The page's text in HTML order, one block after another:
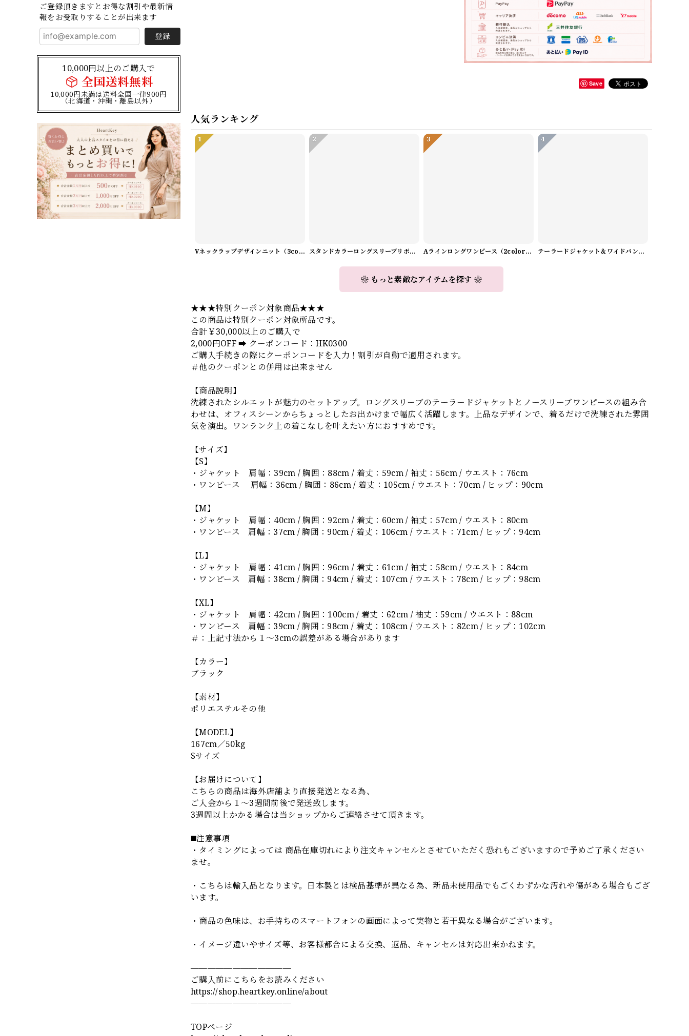
ご登録頂きますとお得な割引や最新情
報をお受取りすることが出来ます
登録
10,000円以上のご購入で
全国送料無料
10,000円未満は送料全国一律900円
（北海道・沖縄・離島以外）
Save
人気ランキング
1
Vネックラップデザインニット（3color） A1008
2
スタンドカラーロングスリーブリボンブラウス（3color） A1126
3
Aラインロングワンピース（2color） A0908
4
テーラードジャケット＆ワイドパンツスーツwithスカーフ A0987
❀ もっと素敵なアイテムを探す ❀
★★★特別クーポン対象商品★★★
この商品は特別クーポン対象所品です。
合計￥30,000以上のご購入で
2,000円OFF ➡️ クーポンコード：HK0300
ご購入手続きの際にクーポンコードを入力！割引が自動で適用されます。
＃他のクーポンとの併用は出来ません
【商品説明】
洗練されたシルエットが魅力のセットアップ。ロングスリーブのテーラードジャケットとノースリーブワンピースの組み合
わせは、オフィスシーンからちょっとしたお出かけまで幅広く活躍します。上品なデザインで、着るだけで洗練された雰囲
気を演出。ワンランク上の着こなしを叶えたい方におすすめです。
【サイズ】
【S】
・ジャケット 肩幅：39cm / 胸囲：88cm / 着丈：59cm / 袖丈：56cm / ウエスト：76cm
・ワンピース 肩幅：36cm / 胸囲：86cm / 着丈：105cm / ウエスト：70cm / ヒップ：90cm
【M】
・ジャケット 肩幅：40cm / 胸囲：92cm / 着丈：60cm / 袖丈：57cm / ウエスト：80cm
・ワンピース 肩幅：37cm / 胸囲：90cm / 着丈：106cm / ウエスト：71cm / ヒップ：94cm
【L】
・ジャケット 肩幅：41cm / 胸囲：96cm / 着丈：61cm / 袖丈：58cm / ウエスト：84cm
・ワンピース 肩幅：38cm / 胸囲：94cm / 着丈：107cm / ウエスト：78cm / ヒップ：98cm
【XL】
・ジャケット 肩幅：42cm / 胸囲：100cm / 着丈：62cm / 袖丈：59cm / ウエスト：88cm
・ワンピース 肩幅：39cm / 胸囲：98cm / 着丈：108cm / ウエスト：82cm / ヒップ：102cm
＃：上記寸法から１～3cmの誤差がある場合があります
【カラー】
ブラック
【素材】
ポリエステルその他
【MODEL】
167cm／50kg
Sサイズ
【お届けについて】
こちらの商品は海外店舗より直接発送となる為、
ご入金から１～3週間前後で発送致します。
3週間以上かかる場合は当ショップからご連絡させて頂きます。
◼️注意事項
・タイミングによっては 商品在庫切れにより注文キャンセルとさせていただく恐れもございますので予めご了承ください
ませ。
・こちらは輸入品となります。日本製とは検品基準が異なる為、新品未使用品でもごくわずかな汚れや傷がある場合もござ
います。
・商品の色味は、お手持ちのスマートフォンの画面によって実物と若干異なる場合がございます。
・イメージ違いやサイズ等、お客様都合による交換、返品、キャンセルは対応出来かねます。
————————————
ご購入前にこちらをお読みください
https://shop.heartkey.online/about
————————————
TOPページ